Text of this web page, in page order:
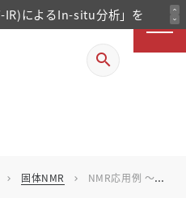
IR)によるIn-situ分析」を
expand_less
expand_more
search
chevron_right 固体NMR chevron_right NMR応用例 ～固体NMRによるT1緩和時間測定～